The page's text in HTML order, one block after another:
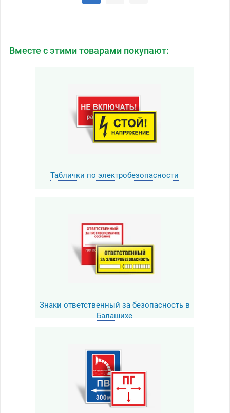
Вместе с этими товарами покупают:
Таблички по электробезопасности
Знаки ответственный за безопасность в
Балашихе